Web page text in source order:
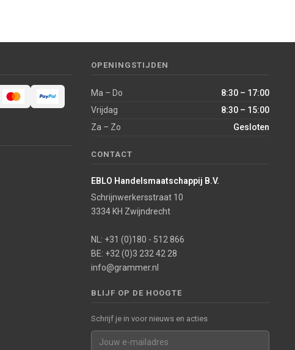
OPENINGSTIJDEN
Ma – Do
8:30 – 17:00
Vrijdag
8:30 – 15:00
Za – Zo
Gesloten
CONTACT
EBLO Handelsmaatschappij B.V.
Schrijnwerkersstraat 10
3334 KH Zwijndrecht
NL: +31 (0)180 - 512 866
BE: +32 (0)3 232 42 28
info@grammer.nl
BLIJF OP DE HOOGTE
Schrijf je in voor nieuws en acties